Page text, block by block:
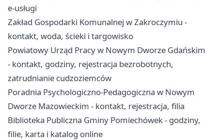
e-usługi
Zakład Gospodarki Komunalnej w Zakroczymiu -
kontakt, woda, ścieki i targowisko
Powiatowy Urząd Pracy w Nowym Dworze Gdańskim
- kontakt, godziny, rejestracja bezrobotnych,
zatrudnianie cudzoziemców
Poradnia Psychologiczno-Pedagogiczna w Nowym
Dworze Mazowieckim - kontakt, rejestracja, filia
Biblioteka Publiczna Gminy Pomiechówek - godziny,
filie, karta i katalog online